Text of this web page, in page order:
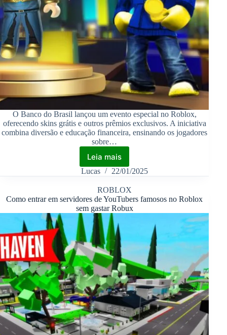
O Banco do Brasil lançou um evento especial no Roblox,
oferecendo skins grátis e outros prêmios exclusivos. A iniciativa
combina diversão e educação financeira, ensinando os jogadores
sobre…
Leia mais
Lucas 22/01/2025
ROBLOX
Como entrar em servidores de YouTubers famosos no Roblox
sem gastar Robux